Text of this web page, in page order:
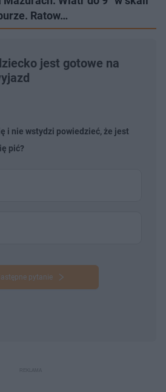
Ratow…
jest gotowe na
i nie wstydzi powiedzieć, że jest
pić?
pytanie